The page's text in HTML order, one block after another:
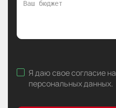
Я даю свое согласие на
персональных данных.